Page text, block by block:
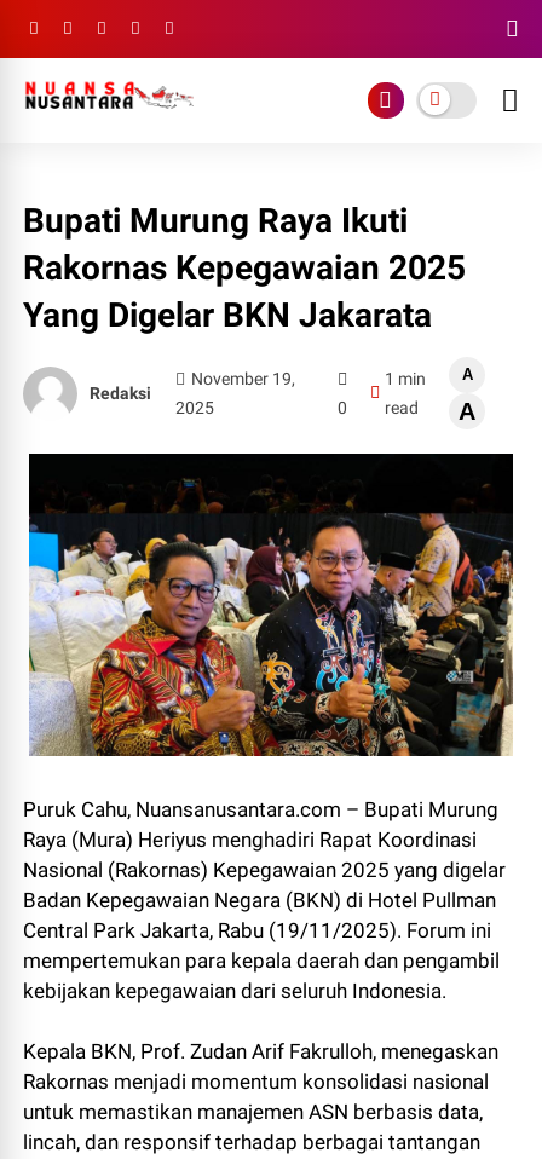
Bupati Murung Raya Ikuti
Rakornas Kepegawaian 2025
Yang Digelar BKN Jakarata
Redaksi
November 19,
2025
0
1 min
read
A
A
Puruk Cahu, Nuansanusantara.com – Bupati Murung
Raya (Mura) Heriyus menghadiri Rapat Koordinasi
Nasional (Rakornas) Kepegawaian 2025 yang digelar
Badan Kepegawaian Negara (BKN) di Hotel Pullman
Central Park Jakarta, Rabu (19/11/2025). Forum ini
mempertemukan para kepala daerah dan pengambil
kebijakan kepegawaian dari seluruh Indonesia.
Kepala BKN, Prof. Zudan Arif Fakrulloh, menegaskan
Rakornas menjadi momentum konsolidasi nasional
untuk memastikan manajemen ASN berbasis data,
lincah, dan responsif terhadap berbagai tantangan